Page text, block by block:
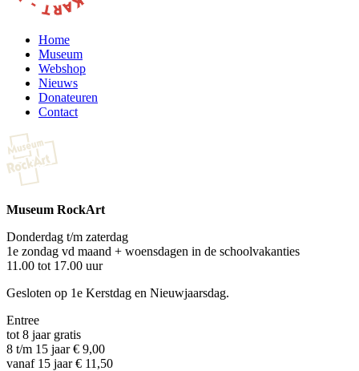
Home
Museum
Webshop
Nieuws
Donateuren
Contact
Museum RockArt
Donderdag t/m zaterdag
1e zondag vd maand + woensdagen in de schoolvakanties
11.00 tot 17.00 uur
Gesloten op 1e Kerstdag en Nieuwjaarsdag.
Entree
tot 8 jaar gratis
8 t/m 15 jaar € 9,00
vanaf 15 jaar € 11,50